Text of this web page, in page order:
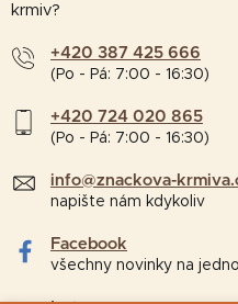
krmiv?
+420 387 425 666
(Po - Pá: 7:00 - 16:30)
+420 724 020 865
(Po - Pá: 7:00 - 16:30)
info@znackova-
napište nám kdykoliv
Facebook
všechny novinky na